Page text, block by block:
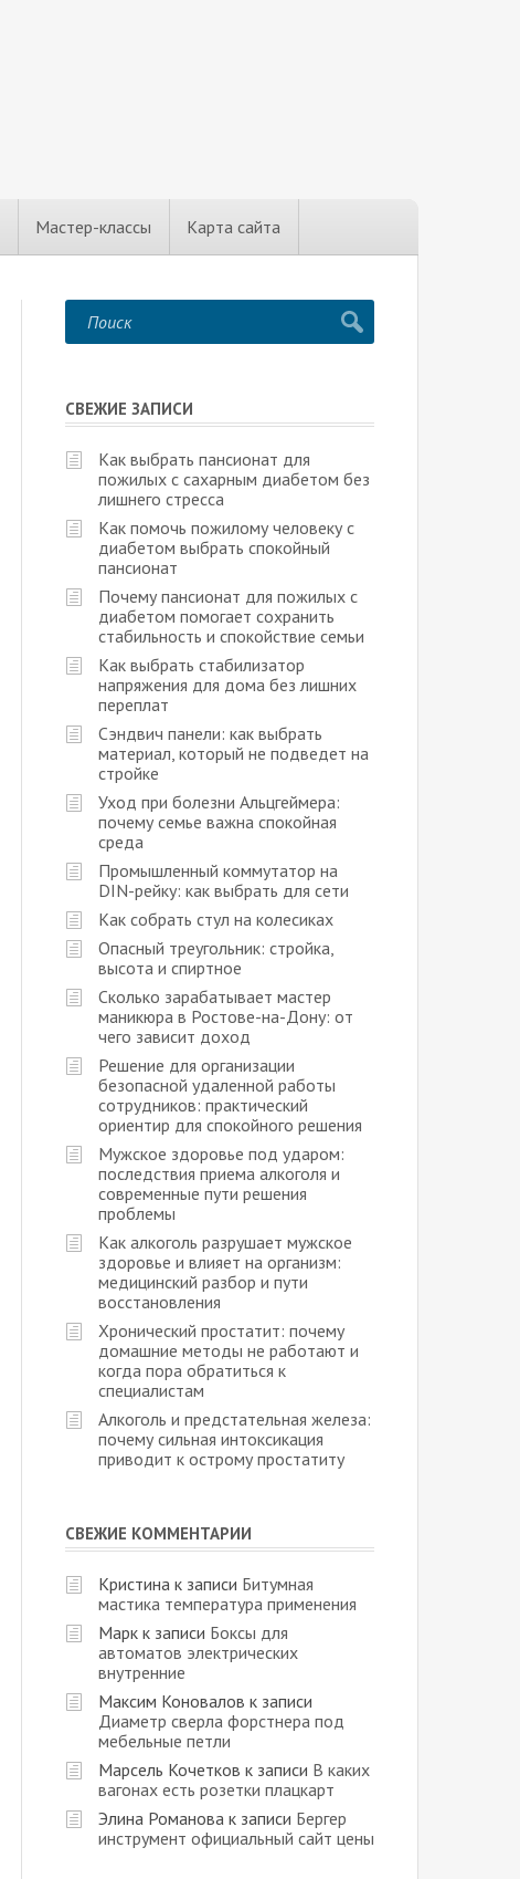
Мастер-классы Карта сайта
СВЕЖИЕ ЗАПИСИ
Как выбрать пансионат для
пожилых с сахарным диабетом без
лишнего стресса
Как помочь пожилому человеку с
диабетом выбрать спокойный
пансионат
Почему пансионат для пожилых с
диабетом помогает сохранить
стабильность и спокойствие семьи
Как выбрать стабилизатор
напряжения для дома без лишних
переплат
Сэндвич панели: как выбрать
материал, который не подведет на
стройке
Уход при болезни Альцгеймера:
почему семье важна спокойная
среда
Промышленный коммутатор на
DIN-рейку: как выбрать для сети
Как собрать стул на колесиках
Опасный треугольник: стройка,
высота и спиртное
Сколько зарабатывает мастер
маникюра в Ростове-на-Дону: от
чего зависит доход
Решение для организации
безопасной удаленной работы
сотрудников: практический
ориентир для спокойного решения
Мужское здоровье под ударом:
последствия приема алкоголя и
современные пути решения
проблемы
Как алкоголь разрушает мужское
здоровье и влияет на организм:
медицинский разбор и пути
восстановления
Хронический простатит: почему
домашние методы не работают и
когда пора обратиться к
специалистам
Алкоголь и предстательная железа:
почему сильная интоксикация
приводит к острому простатиту
СВЕЖИЕ КОММЕНТАРИИ
Кристина к записи Битумная
мастика температура применения
Марк к записи Боксы для
автоматов электрических
внутренние
Максим Коновалов к записи
Диаметр сверла форстнера под
мебельные петли
Марсель Кочетков к записи В каких
вагонах есть розетки плацкарт
Элина Романова к записи Бергер
инструмент официальный сайт цены